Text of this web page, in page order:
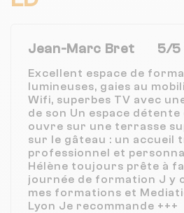
Jean-Marc Bret 5/5
Excellent espace de
lumineuses, gaies au
Wifi, superbes TV avec
de son Un espace
ouvre sur une terrasse
sur le gâteau : un accueil
professionnel et
Hélène toujours prête à
journée de formation J y
mes formations et
Lyon Je recommande +++